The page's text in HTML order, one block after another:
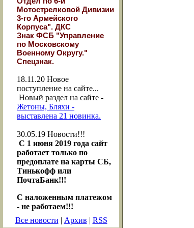
Мотострелковой Дивизии
3-го Армейского
Корпуса". ДКС
Знак ФСБ "Управление
по Московскому
Военному Округу."
Спецзнак.
18.11.20 Новое
поступление на сайте...
Новый раздел на сайте -
Жетоны, Бляхи -
выставлена 21 новинка.
30.05.19 Новости!!!
С 1 июня 2019 года сайт
работает только по
предоплате на карты СБ,
Тинькофф или
ПочтаБанк!!!
С наложенным платежом
- не работаем!!!
Все новости | Архив | RSS